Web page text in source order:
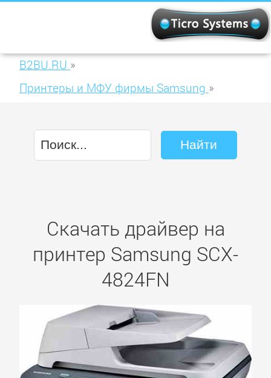
B2BU.RU »
Принтеры и МФУ фирмы Samsung »
Скачать драйвер на
принтер Samsung SCX-
4824FN